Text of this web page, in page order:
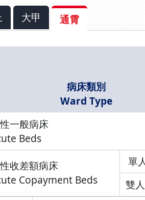
大甲 通霄
病床類別
Ward Type
一般病床
Beds
收差額病床
Copayment Beds
單
雙